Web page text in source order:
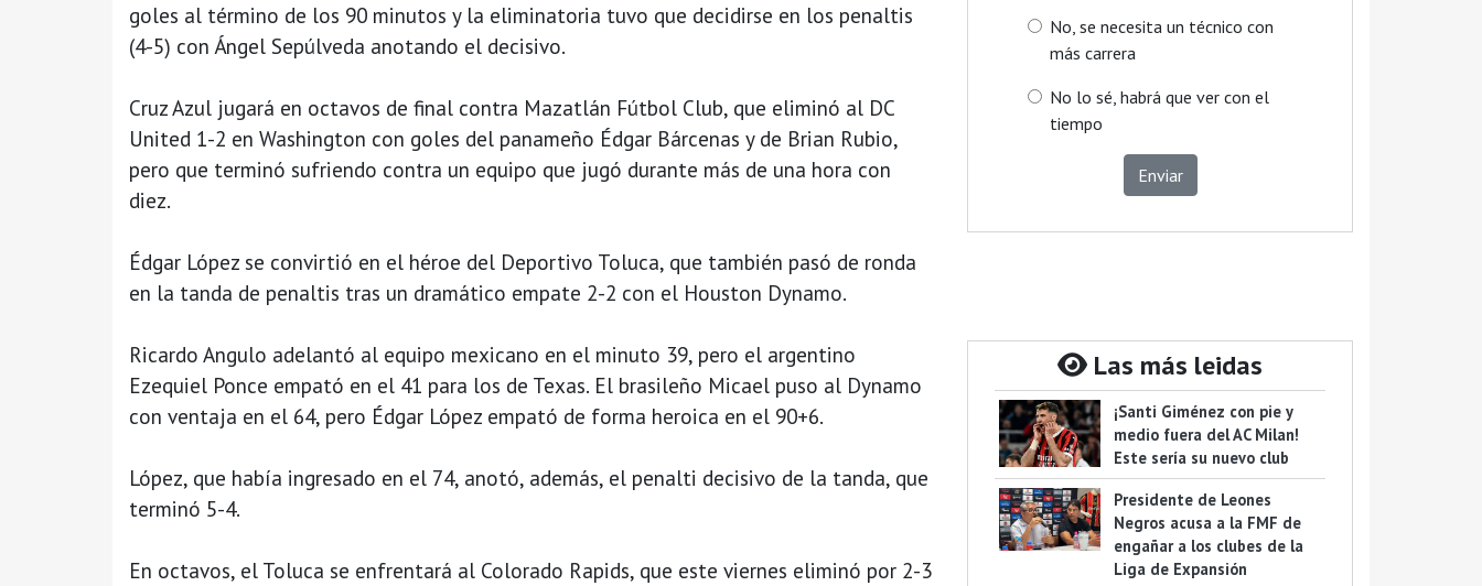
goles al término de los 90 minutos y la eliminatoria tuvo que decidirse en los penaltis
(4-5) con Ángel Sepúlveda anotando el decisivo.
Cruz Azul jugará en octavos de final contra Mazatlán Fútbol Club, que eliminó al DC
United 1-2 en Washington con goles del panameño Édgar Bárcenas y de Brian Rubio,
pero que terminó sufriendo contra un equipo que jugó durante más de una hora con
diez.
Édgar López se convirtió en el héroe del Deportivo Toluca, que también pasó de ronda
en la tanda de penaltis tras un dramático empate 2-2 con el Houston Dynamo.
Ricardo Angulo adelantó al equipo mexicano en el minuto 39, pero el argentino
Ezequiel Ponce empató en el 41 para los de Texas. El brasileño Micael puso al Dynamo
con ventaja en el 64, pero Édgar López empató de forma heroica en el 90+6.
López, que había ingresado en el 74, anotó, además, el penalti decisivo de la tanda, que
terminó 5-4.
En octavos, el Toluca se enfrentará al Colorado Rapids, que este viernes eliminó por 2-3
No, se necesita un técnico con
más carrera
No lo sé, habrá que ver con el
tiempo
Enviar
Las más leidas
¡Santi Giménez con pie y
medio fuera del AC Milan!
Este sería su nuevo club
Presidente de Leones
Negros acusa a la FMF de
engañar a los clubes de la
Liga de Expansión